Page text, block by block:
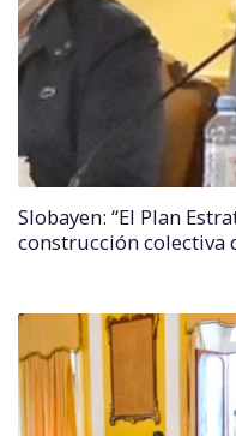
Slobayen: “El Plan
construcción colectiva